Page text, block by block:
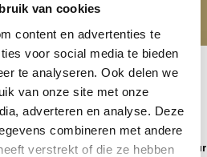
van cookies
content en advertenties te
voor social media te bieden
te analyseren. Ook delen we
van onze site met onze
adverteren en analyse. Deze
combineren met andere
verstrekt of die ze hebben
Imperial Riding